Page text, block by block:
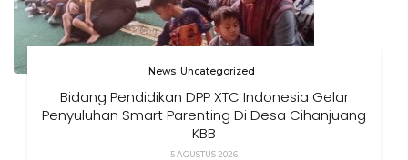
News Uncategorized
Bidang Pendidikan DPP XTC Indonesia Gelar
Penyuluhan Smart Parenting Di Desa Cihanjuang
KBB
5 AGUSTUS 2026